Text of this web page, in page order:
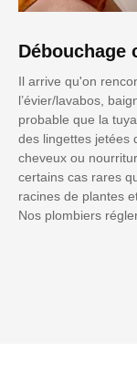
Débouchage
Il arrive qu'on
l’évier/lavabos,
probable que la
des lingettes jetées
cheveux ou
certains cas rares
racines de plantes
Nos plombiers